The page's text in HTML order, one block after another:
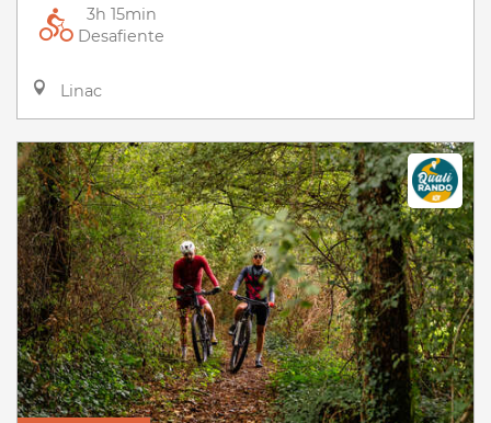
3h 15min
Desafiente
Linac